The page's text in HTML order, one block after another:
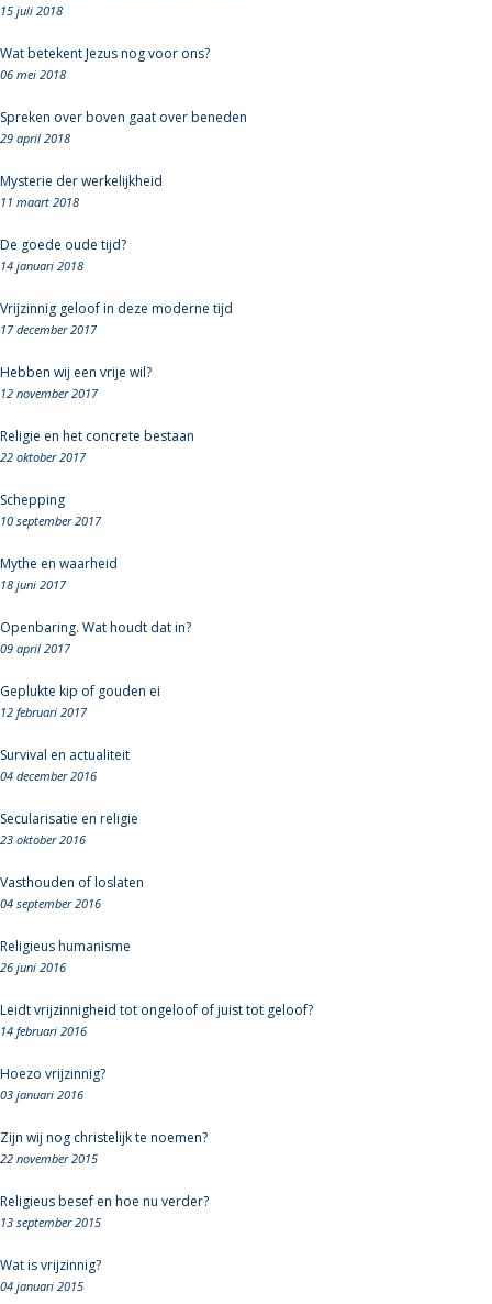
15 juli 2018
Wat betekent Jezus nog voor ons?
06 mei 2018
Spreken over boven gaat over beneden
29 april 2018
Mysterie der werkelijkheid
11 maart 2018
De goede oude tijd?
14 januari 2018
Vrijzinnig geloof in deze moderne tijd
17 december 2017
Hebben wij een vrije wil?
12 november 2017
Religie en het concrete bestaan
22 oktober 2017
Schepping
10 september 2017
Mythe en waarheid
18 juni 2017
Openbaring. Wat houdt dat in?
09 april 2017
Geplukte kip of gouden ei
12 februari 2017
Survival en actualiteit
04 december 2016
Secularisatie en religie
23 oktober 2016
Vasthouden of loslaten
04 september 2016
Religieus humanisme
26 juni 2016
Leidt vrijzinnigheid tot ongeloof of juist tot geloof?
14 februari 2016
Hoezo vrijzinnig?
03 januari 2016
Zijn wij nog christelijk te noemen?
22 november 2015
Religieus besef en hoe nu verder?
13 september 2015
Wat is vrijzinnig?
04 januari 2015